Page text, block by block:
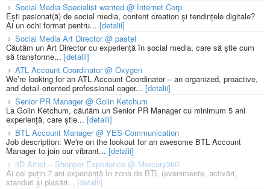
Social Media Specialist wanted @ Internet Corp
Ești pasionat(ă) de social media, content creation și tendințele digitale?
Ai un ochi format pentru... [detalii]
Social Media Art Director @ pastel
Căutăm un Art Director cu experiență în social media, care să știe cum
să transforme... [detalii]
ATL Account Coordinator @ Oxygen
We’re looking for an ATL Account Coordinator – an organized, proactive,
and detail-oriented professional eager... [detalii]
Senior PR Manager @ Golin Ketchum
La Golin Ketchum, căutăm un Senior PR Manager cu minimum 5 ani
experiență, care știe... [detalii]
BTL Account Manager @ YES Communication
Job description: We're on the lookout for an awesome BTL Account
Manager to join our vibrant... [detalii]
3D Artist – Shopper Experience @ Mercury360
Ai cel puțin 7 ani experiență în zona de BTL (evenimente, activări,
standuri și plasări...[detalii]